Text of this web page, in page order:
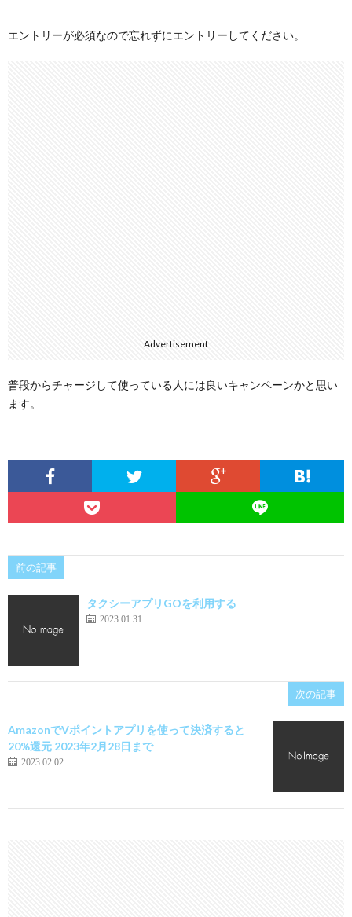
エントリーが必須なので忘れずにエントリーしてください。
Advertisement
普段からチャージして使っている人には良いキャンペーンかと思い
ます。
前の記事
タクシーアプリGOを利用する
2023.01.31
次の記事
AmazonでVポイントアプリを使って決済すると
20%還元 2023年2月28日まで
2023.02.02